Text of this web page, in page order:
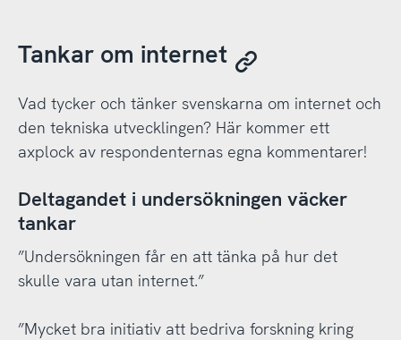
Tankar om internet
Vad tycker och tänker svenskarna om internet och
den tekniska utvecklingen? Här kommer ett
axplock av respondenternas egna kommentarer!
Deltagandet i undersökningen väcker
tankar
”Undersökningen får en att tänka på hur det
skulle vara utan internet.”
”Mycket bra initiativ att bedriva forskning kring